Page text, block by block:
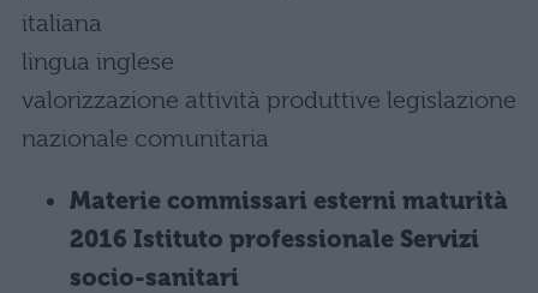
italiana
lingua inglese
valorizzazione attività produttive legislazione
nazionale comunitaria
Materie commissari esterni maturità
2016 Istituto professionale Servizi
socio-sanitari